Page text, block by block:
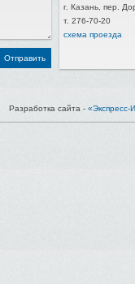
г. Казань, пер.
т. 276-70-20
схема проезда
Разработка сайта - «Экспресс-